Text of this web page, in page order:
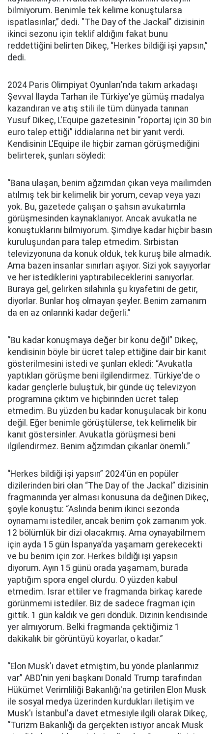
bilmiyorum. Benimle tek kelime konuştularsa
ispatlasınlar,” dedi. "The Day of the Jackal" dizisinin
ikinci sezonu için teklif aldığını fakat bunu
reddettiğini belirten Dikeç, “Herkes bildiği işi yapsın,”
dedi.
2024 Paris Olimpiyat Oyunları'nda takım arkadaşı
Şevval İlayda Tarhan ile Türkiye'ye gümüş madalya
kazandıran ve atış stili ile tüm dünyada tanınan
Yusuf Dikeç, L'Equipe gazetesinin “röportaj için 30 bin
euro talep ettiği” iddialarına net bir yanıt verdi.
Kendisinin L'Equipe ile hiçbir zaman görüşmediğini
belirterek, şunları söyledi:
“Bana ulaşan, benim ağzımdan çıkan veya mailimden
atılmış tek bir kelimelik bir yorum, cevap veya yazı
yok. Bu, gazetede çalışan o şahsın avukatımla
görüşmesinden kaynaklanıyor. Ancak avukatla ne
konuştuklarını bilmiyorum. Şimdiye kadar hiçbir basın
kuruluşundan para talep etmedim. Sırbistan
televizyonuna da konuk olduk, tek kuruş bile almadık.
Ama bazen insanlar sınırları aşıyor. Sizi yok sayıyorlar
ve her istediklerini yaptırabileceklerini sanıyorlar.
Buraya gel, gelirken silahınla şu kıyafetini de getir,
diyorlar. Bunlar hoş olmayan şeyler. Benim zamanım
da en az onlarınki kadar değerli.”
“Bu kadar konuşmaya değer bir konu değil” Dikeç,
kendisinin böyle bir ücret talep ettiğine dair bir kanıt
gösterilmesini istedi ve şunları ekledi: “Avukatla
yaptıkları görüşme beni ilgilendirmez. Türkiye'de o
kadar gençlerle buluştuk, bir günde üç televizyon
programına çıktım ve hiçbirinden ücret talep
etmedim. Bu yüzden bu kadar konuşulacak bir konu
değil. Eğer benimle görüştülerse, tek kelimelik bir
kanıt göstersinler. Avukatla görüşmesi beni
ilgilendirmez. Benim ağzımdan çıkanlar önemli.”
“Herkes bildiği işi yapsın” 2024'ün en popüler
dizilerinden biri olan “The Day of the Jackal” dizisinin
fragmanında yer alması konusuna da değinen Dikeç,
şöyle konuştu: “Aslında benim ikinci sezonda
oynamamı istediler, ancak benim çok zamanım yok.
12 bölümlük bir dizi olacakmış. Ama oynayabilmem
için ayda 15 gün İspanya'da yaşamam gerekecekti
ve bu benim için zor. Herkes bildiği işi yapsın
diyorum. Ayın 15 günü orada yaşamam, burada
yaptığım spora engel olurdu. O yüzden kabul
etmedim. Israr ettiler ve fragmanda birkaç karede
görünmemi istediler. Biz de sadece fragman için
gittik. 1 gün kaldık ve geri döndük. Dizinin kendisinde
yer almıyorum. Belki fragmanda çektiğimiz 1
dakikalık bir görüntüyü koyarlar, o kadar.”
“Elon Musk'ı davet etmiştim, bu yönde planlarımız
var” ABD'nin yeni başkanı Donald Trump tarafından
Hükümet Verimliliği Bakanlığı'na getirilen Elon Musk
ile sosyal medya üzerinden kurdukları iletişim ve
Musk'ı İstanbul'a davet etmesiyle ilgili olarak Dikeç,
“Turizm Bakanlığı da gerçekten istiyor ancak Musk